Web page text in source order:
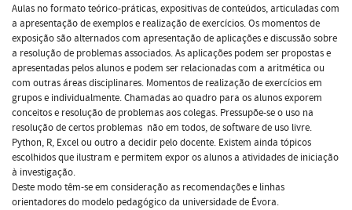
Aulas no formato teórico-práticas, expositivas de conteúdos, articuladas com
a apresentação de exemplos e realização de exercícios. Os momentos de
exposição são alternados com apresentação de aplicações e discussão sobre
a resolução de problemas associados. As aplicações podem ser propostas e
apresentadas pelos alunos e podem ser relacionadas com a aritmética ou
com outras áreas disciplinares. Momentos de realização de exercícios em
grupos e individualmente. Chamadas ao quadro para os alunos exporem
conceitos e resolução de problemas aos colegas. Pressupõe-se o uso na
resolução de certos problemas  não em todos, de software de uso livre.
Python, R, Excel ou outro a decidir pelo docente. Existem ainda tópicos
escolhidos que ilustram e permitem expor os alunos a atividades de iniciação
à investigação.
Deste modo têm-se em consideração as recomendações e linhas
orientadores do modelo pedagógico da universidade de Évora.